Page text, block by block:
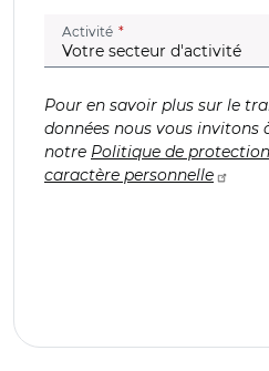
Activité (champ obligatoire)
Pour en savoir plus sur le
données nous vous invitons
notre Politique de
caractère personnelle